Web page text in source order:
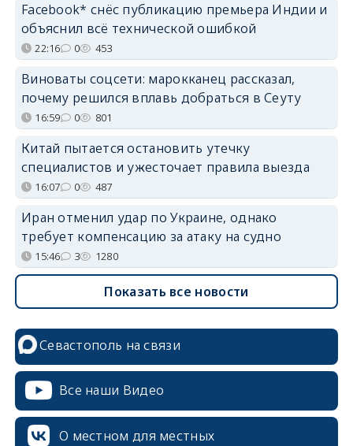
Facebook* снёс публикацию премьера Индии и
объяснил всё технической ошибкой
22:16 0 453
Виноваты соцсети: марокканец рассказал,
почему решился вплавь добраться в Сеуту
16:59 0 801
Китай пытается остановить утечку
специалистов и ужесточает правила выезда
16:07 0 487
Иран отменил удар по Украине, однако
требует компенсацию за атаку на судно
15:46 3 1280
Показать все новости
Севастополь на связи
Все наши Видео
О местном для местных